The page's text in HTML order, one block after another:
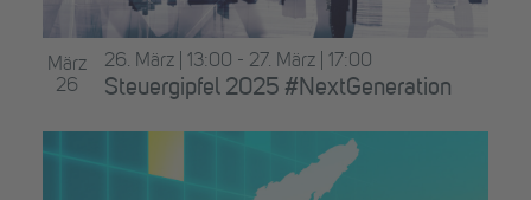
März
26
Steuergipfel 2025 #NextGeneration
26. März | 13:00 - 27. März | 17:00